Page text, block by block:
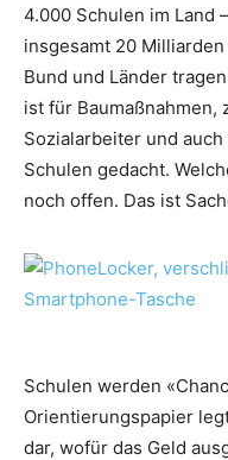
4.000 Schulen im Land
insgesamt 20
Bund und Länder
ist für Baumaßnahmen,
Sozialarbeiter und
Schulen gedacht.
noch offen. Das ist
Schulen werden
Orientierungspapier
dar, wofür das Geld